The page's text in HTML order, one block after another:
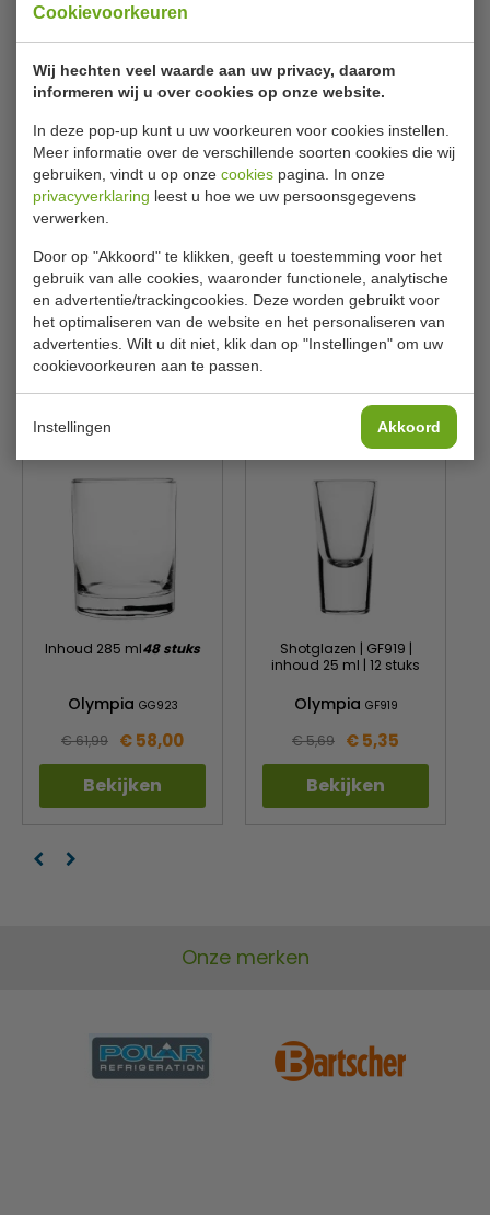
Cookievoorkeuren
Wij hechten veel waarde aan uw privacy, daarom
informeren wij u over cookies op onze website.
In deze pop-up kunt u uw voorkeuren voor cookies instellen.
Meer informatie over de verschillende soorten cookies die wij
gebruiken, vindt u op onze cookies pagina. In onze
privacyverklaring leest u hoe we uw persoonsgegevens
verwerken.
Door op "Akkoord" te klikken, geeft u toestemming voor het
gebruik van alle cookies, waaronder functionele, analytische
en advertentie/trackingcookies. Deze worden gebruikt voor
het optimaliseren van de website en het personaliseren van
advertenties. Wilt u dit niet, klik dan op "Instellingen" om uw
cookievoorkeuren aan te passen.
Instellingen Akkoord
Gebruik de karaffen bijvoorbeeld om cocktails uit te
Vaatwasserbestendig
Licht en duurzaam
Geschikt voor temperaturen tussen -40 en +100
graden°C
Valt niet in scherven uit elkaar
Maximaal 500 x afwassen
Lees meer
Specificaties
Model
DS146
H x Ø
24 x 10.5 cm
Materiaal
Polycarbonaat
Aantal
6 stuks
Is dit iets voor jou?
Inhoud 285 ml48 stuks
Olympia GG923
€ 61,99 € 58,00
Bekijken
Shotglazen | GF919 |
inhoud 25 ml | 12 stuks
Olympia GF919
€ 5,69 € 5,35
Bekijken
Onze merken